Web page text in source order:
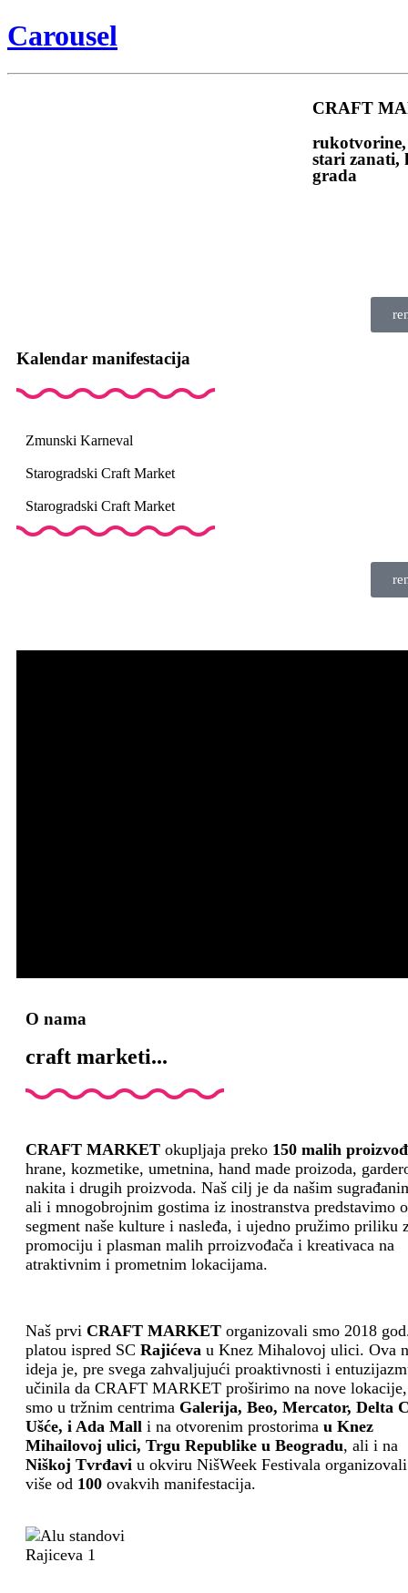
Carousel
CRAFT
stari zanati,
grada
Kalendar manifestacija
Zmunski Karneval
Starogradski Craft Market
Starogradski Craft Market
O nama
craft marketi...
CRAFT MARKET okupljaja preko 150 malih
hrane, kozmetike, umetnina, hand made proizoda,
nakita i drugih proizvoda. Naš cilj je da našim
ali i mnogobrojnim gostima iz inostranstva predstavimo
segment naše kulture i nasleđa, i ujedno pružimo priliku
promociju i plasman malih prroizvođača i kreativaca na
atraktivnim i prometnim lokacijama.
Naš prvi CRAFT MARKET organizovali smo 2018
platou ispred SC Rajićeva u Knez Mihalovoj ulici. Ova
ideja je, pre svega zahvaljujući proaktivnosti i
učinila da CRAFT MARKET proširimo na nove
smo u tržnim centrima Galerija, Beo, Mercator, Delta
Ušće, i Ada Mall i na otvorenim prostorima u Knez
Mihailovoj ulici, Trgu Republike u Beogradu, ali i na
Niškoj Tvrđavi u okviru NišWeek Festivala organizovali
više od 100 ovakvih manifestacija.